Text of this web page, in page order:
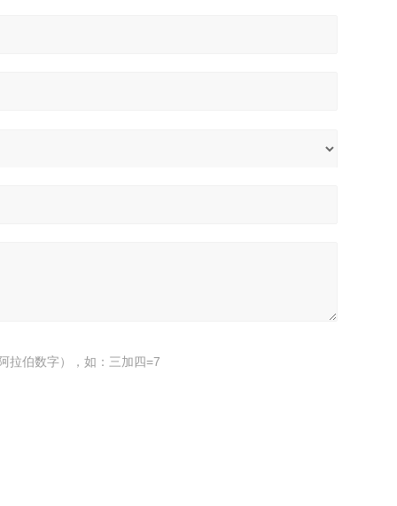
拉伯数字），如：三加四=7